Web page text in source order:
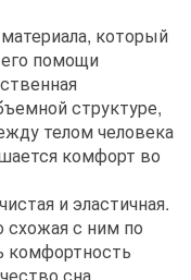
который
помощи
структуре,
телом человека
комфорт во
и эластичная.
схожая с ним по
комфортность
сна